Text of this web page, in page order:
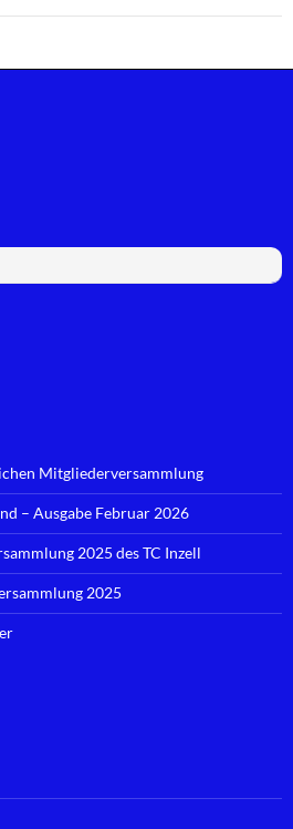
Mitgliederversammlung
– Ausgabe Februar 2026
2025 des TC Inzell
2025